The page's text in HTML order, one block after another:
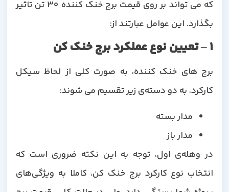
که می تواند بر روی قیمت برج خنک کننده 30 تن تاثیر
بگذارد. این عوامل عبارتند از:
برج های خنک کننده، به صورت کلی از لحاظ سیکل
کارکرد، به دو دسته‌ی زیر تقسیم می شوند:
مدار بسته
مدار باز
در وهله‌ی اول، توجه به این نکته ضروری است که
انتخاب نوع کارکرد برج خنک کن، کاملا به ویژگی‌های